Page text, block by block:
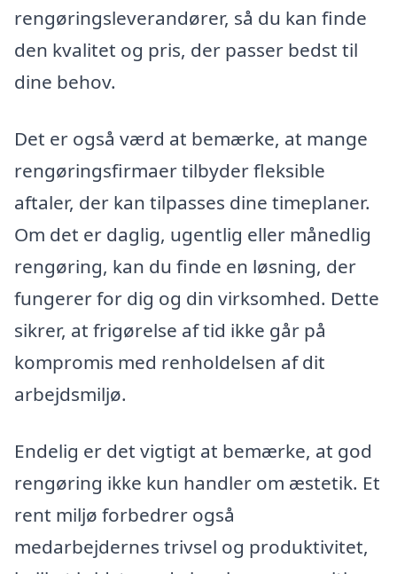
rengøringsleverandører, så du kan finde
den kvalitet og pris, der passer bedst til
dine behov.
Det er også værd at bemærke, at mange
rengøringsfirmaer tilbyder fleksible
aftaler, der kan tilpasses dine timeplaner.
Om det er daglig, ugentlig eller månedlig
rengøring, kan du finde en løsning, der
fungerer for dig og din virksomhed. Dette
sikrer, at frigørelse af tid ikke går på
kompromis med renholdelsen af dit
arbejdsmiljø.
Endelig er det vigtigt at bemærke, at god
rengøring ikke kun handler om æstetik. Et
rent miljø forbedrer også
medarbejdernes trivsel og produktivitet,